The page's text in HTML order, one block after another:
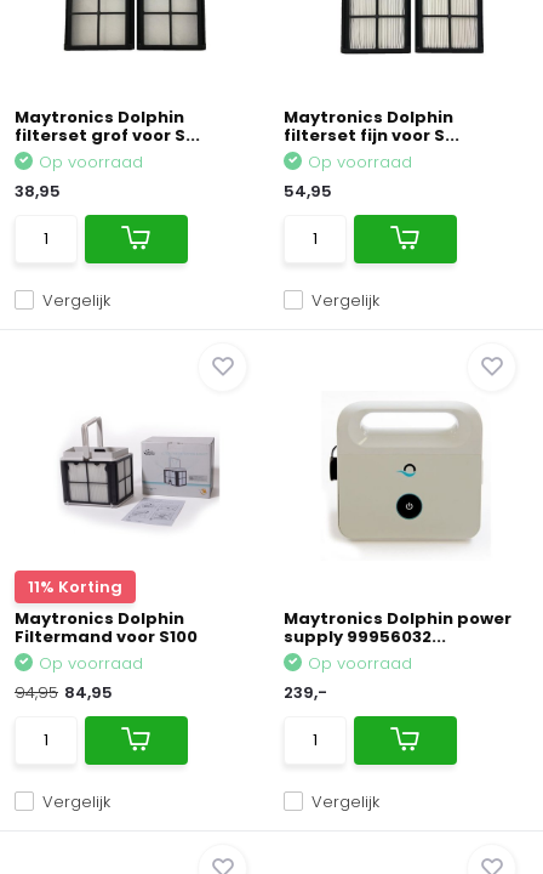
Maytronics Dolphin
filterset grof voor S...
Vergelijk
Op voorraad
38,95
Maytronics Dolphin
filterset fijn voor S...
Vergelijk
Op voorraad
54,95
11% Korting
Maytronics Dolphin
Filtermand voor S100
Vergelijk
Op voorraad
94,95 84,95
Maytronics Dolphin power
supply 99956032...
Vergelijk
Op voorraad
239,-